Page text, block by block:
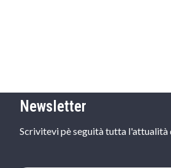
Newsletter
Scrivitevi pè seguità tutta l'attualità